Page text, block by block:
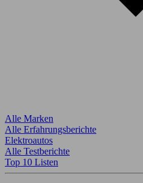
Alle Marken
Alle Erfahrungsberichte
Elektroautos
Alle Testberichte
Top 10 Listen